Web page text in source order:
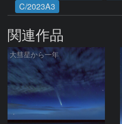
C/2023A3
関連作品
大彗星から一年